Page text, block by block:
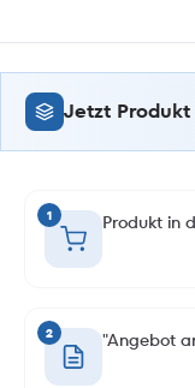
Jetzt
1 Produkt in
2 "Angebot